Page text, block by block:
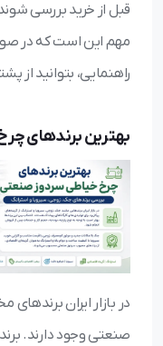
قبل از خرید بررسی
مهم این است که در
راهنمایی، بتوانید از
بهترین برندهای
در بازار ایران
صنعتی وجود دارند.